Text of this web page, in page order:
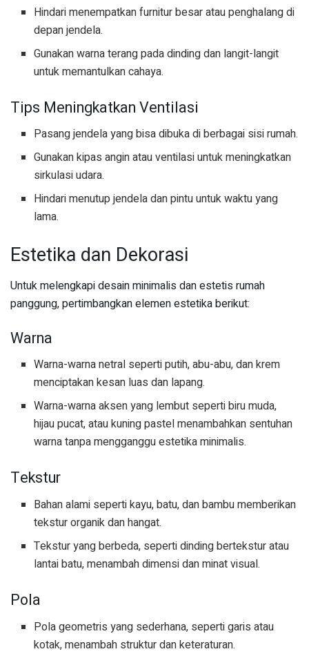
Hindari menempatkan furnitur besar atau penghalang di
depan jendela.
Gunakan warna terang pada dinding dan langit-langit
untuk memantulkan cahaya.
Tips Meningkatkan Ventilasi
Pasang jendela yang bisa dibuka di berbagai sisi rumah.
Gunakan kipas angin atau ventilasi untuk meningkatkan
sirkulasi udara.
Hindari menutup jendela dan pintu untuk waktu yang
lama.
Estetika dan Dekorasi
Untuk melengkapi desain minimalis dan estetis rumah
panggung, pertimbangkan elemen estetika berikut:
Warna
Warna-warna netral seperti putih, abu-abu, dan krem
menciptakan kesan luas dan lapang.
Warna-warna aksen yang lembut seperti biru muda,
hijau pucat, atau kuning pastel menambahkan sentuhan
warna tanpa mengganggu estetika minimalis.
Tekstur
Bahan alami seperti kayu, batu, dan bambu memberikan
tekstur organik dan hangat.
Tekstur yang berbeda, seperti dinding bertekstur atau
lantai batu, menambah dimensi dan minat visual.
Pola
Pola geometris yang sederhana, seperti garis atau
kotak, menambah struktur dan keteraturan.